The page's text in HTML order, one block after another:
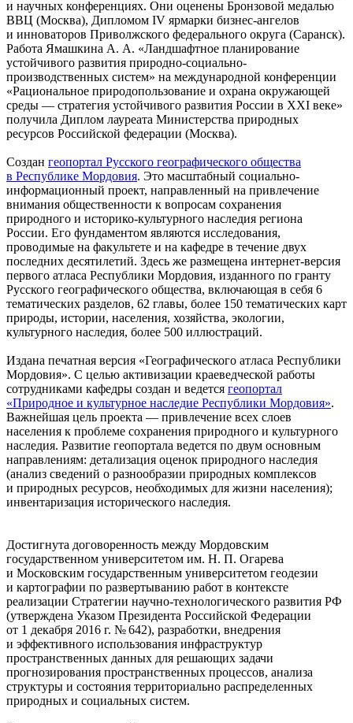
и научных конференциях. Они оценены Бронзовой медалью
ВВЦ (Москва), Дипломом IV ярмарки бизнес-ангелов
и инноваторов Приволжского федерального округа (Саранск).
Работа Ямашкина А. А. «Ландшафтное планирование
устойчивого развития природно-социально-
производственных систем» на международной конференции
«Рациональное природопользование и охрана окружающей
среды — стратегия устойчивого развития России в XXI веке»
получила Диплом лауреата Министерства природных
ресурсов Российской федерации (Москва).
Cоздан геопортал Русского географического общества
в Республике Мордовия. Это масштабный социально-
информационный проект, направленный на привлечение
внимания общественности к вопросам сохранения
природного и историко-культурного наследия региона
России. Его фундаментом являются исследования,
проводимые на факультете и на кафедре в течение двух
последних десятилетий. Здесь же размещена интернет-версия
первого атласа Республики Мордовия, изданного по гранту
Русского географического общества, включающая в себя 6
тематических разделов, 62 главы, более 150 тематических карт
природы, истории, населения, хозяйства, экологии,
культурного наследия, более 500 иллюстраций.
Издана печатная версия «Географического атласа Республики
Мордовия». C целью активизации краеведческой работы
сотрудниками кафедры создан и ведется геопортал
«Природное и культурное наследие Республики Мордовия».
Важнейшая цель проекта — привлечение всех слоев
населения к проблеме сохранения природного и культурного
наследия. Развитие геопортала ведется по двум основным
направлениям: детализация оценок природного наследия
(анализ сведений о разнообразии природных комплексов
и природных ресурсов, необходимых для жизни населения);
инвентаризация исторического наследия.
Достигнута договоренность между Мордовским
государственном университетом им. Н. П. Огарева
и Московским государственным университетом геодезии
и картографии по развертыванию работ в контексте
реализации Стратегии научно-технологического развития РФ
(утверждена Указом Президента Российской Федерации
от 1 декабря 2016 г. № 642), разработки, внедрения
и эффективного использования инфраструктур
пространственных данных для решающих задачи
прогнозирования пространственных процессов, анализа
структуры и состояния территориально распределенных
природных и социальных систем.